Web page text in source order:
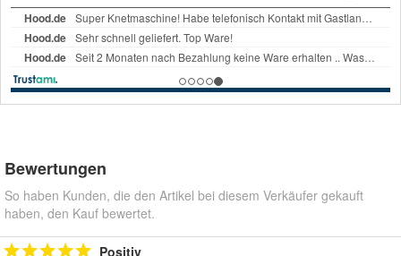
Bewertungen
So haben Kunden, die den Artikel bei diesem Verkäufer gekauft
haben, den Kauf bewertet.
Positiv